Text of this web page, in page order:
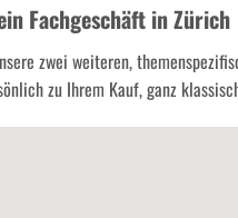
Fachgeschäft in Zürich
zwei weiteren,
zu Ihrem Kauf, ganz